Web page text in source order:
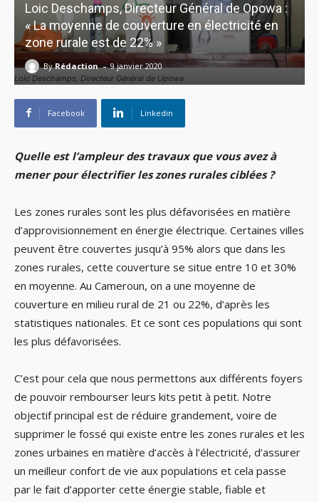
Loic Deschamps, Directeur Général de Upowa
Loic Deschamps, Directeur Général de Opowa :
« La moyenne de couverture en électricité en
zone rurale est de 22% »
By Rédaction - 9 janvier 2020
Facebook Linkedin
Quelle est l’ampleur des travaux que vous avez à
mener pour électrifier les zones rurales ciblées ?
Les zones rurales sont les plus défavorisées en matière
d’approvisionnement en énergie électrique. Certaines villes
peuvent être couvertes jusqu’à 95% alors que dans les
zones rurales, cette couverture se situe entre 10 et 30%
en moyenne. Au Cameroun, on a une moyenne de
couverture en milieu rural de 21 ou 22%, d’après les
statistiques nationales. Et ce sont ces populations qui sont
les plus défavorisées.
C’est pour cela que nous permettons aux différents foyers
de pouvoir rembourser leurs kits petit à petit. Notre
objectif principal est de réduire grandement, voire de
supprimer le fossé qui existe entre les zones rurales et les
zones urbaines en matière d’accès à l’électricité, d’assurer
un meilleur confort de vie aux populations et cela passe
par le fait d’apporter cette énergie stable, fiable et